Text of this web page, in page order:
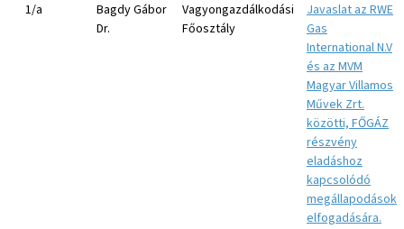
1/a
Bagdy Gábor
Dr.
Vagyongazdálkodási
Főosztály
Javaslat az RWE
Gas
International N.V
és az MVM
Magyar Villamos
Művek Zrt.
közötti, FŐGÁZ
részvény
eladáshoz
kapcsolódó
megállapodások
elfogadására.